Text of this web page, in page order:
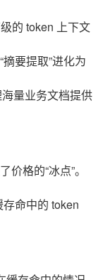
的 token 上下文
要提取”进化为
量业务文档提供
价格的“冰点”。
命中的 token